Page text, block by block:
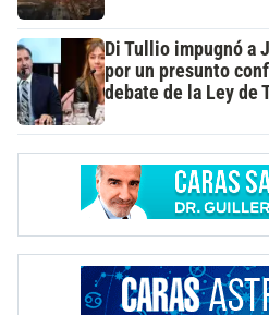
Di Tullio impugnó a
por un presunto
debate de la Ley de